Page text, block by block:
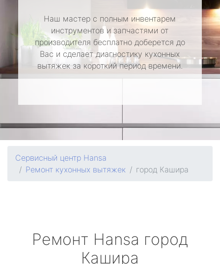
Наш мастер с полным инвентарем
инструментов и запчастями от
производителя бесплатно доберется до
Вас и сделает диагностику кухонных
вытяжек за короткий период времени.
Сервисный центр Hansa
Ремонт кухонных вытяжек
город Кашира
Ремонт Hansa город
Кашира